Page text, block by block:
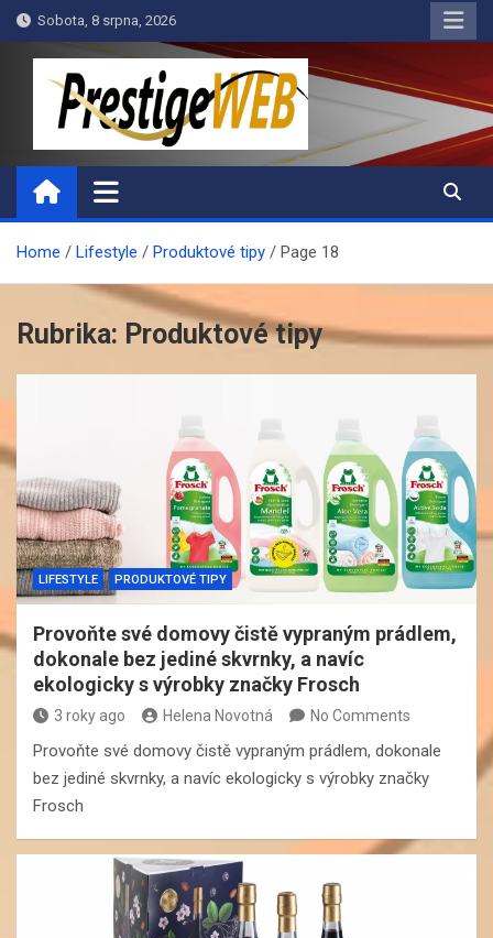
Skip
to
Sobota, 8 srpna, 2026
PrestigeWEB
Home Lifestyle Produktové tipy Page 18
Rubrika: Produktové tipy
LIFESTYLE PRODUKTOVÉ TIPY
Provoňte své domovy čistě vypraným prádlem,
dokonale bez jediné skvrnky, a navíc
ekologicky s výrobky značky Frosch
3 roky ago Helena Novotná No Comments
Provoňte své domovy čistě vypraným prádlem, dokonale
bez jediné skvrnky, a navíc ekologicky s výrobky značky
Frosch